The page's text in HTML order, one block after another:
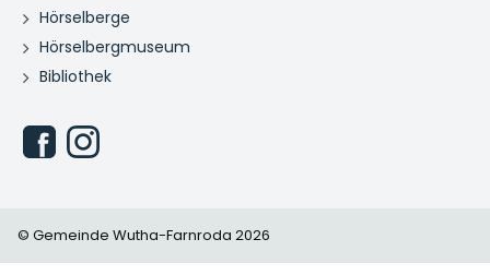
Hörselberge
Hörselbergmuseum
Bibliothek
© Gemeinde Wutha-Farnroda 2026